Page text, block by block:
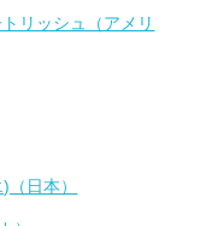
リッシュ（アメリ
日本）